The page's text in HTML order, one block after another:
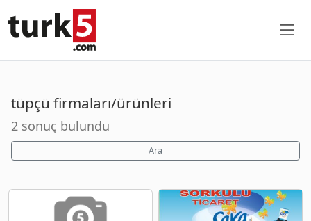
tüpçü firmaları/ürünleri
2 sonuç bulundu
Ara